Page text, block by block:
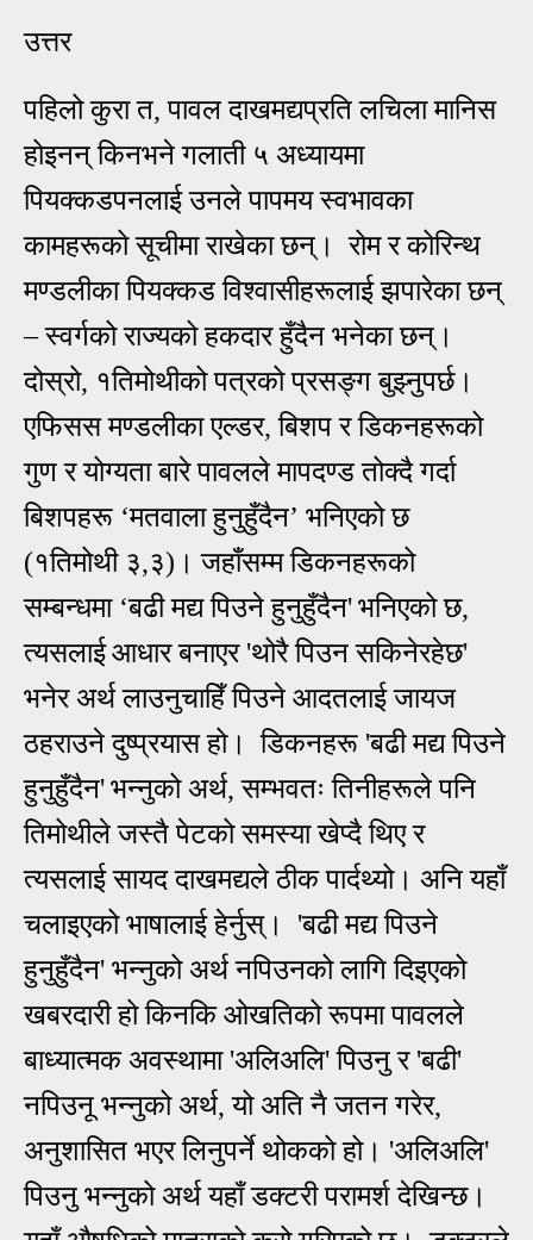
उत्तर
पहिलो कुरा त, पावल दाखमद्यप्रति लचिला मानिस
होइनन् किनभने गलाती ५ अध्यायमा
पियक्कडपनलाई उनले पापमय स्वभावका
कामहरूको सूचीमा राखेका छन्। रोम र कोरिन्थ
मण्डलीका पियक्कड विश्वासीहरूलाई झपारेका छन्
– स्वर्गको राज्यको हकदार हुँदैन भनेका छन् ।
दोस्रो, १तिमोथीको पत्रको प्रसङ्ग बुझ्नुपर्छ।
एफिसस मण्डलीका एल्डर, बिशप र डिकनहरूको
गुण र योग्यता बारे पावलले मापदण्ड तोक्दै गर्दा
बिशपहरू ‘मतवाला हुनुहुँदैन’ भनिएको छ
(१तिमोथी ३,३)। जहाँसम्म डिकनहरूको
सम्बन्धमा ‘बढी मद्य पिउने हुनुहुँदैन'भनिएको छ,
त्यसलाईआधार बनाएर 'थोरै पिउन सकिनेरहेछ'
भनेर अर्थ लाउनुचाहिँ पिउने आदतलाईजायज
ठहराउने दुष्प्रयास हो। डिकनहरू 'बढी मद्य पिउने
हुनुहुँदैन'भन्नुको अर्थ, सम्भवतः तिनीहरूले पनि
तिमोथीले जस्तै पेटको समस्या खेप्दै थिए र
त्यसलाई सायद दाखमद्यले ठीक पार्दथ्यो। अनि यहाँ
चलाइएको भाषालाई हेर्नुस्। 'बढी मद्य पिउने
हुनुहुँदैन' भन्नुको अर्थनपिउनको लागि दिइएको
खबरदारी हो किनकि ओखतिको रूपमा पावलले
बाध्यात्मक अवस्थामा 'अलिअलि' पिउनु र 'बढी'
नपिउनू भन्नुको अर्थ, यो अति नै जतन गरेर,
अनुशासित भएर लिनुपर्ने थोकको हो। 'अलिअलि'
पिउनु भन्नुको अर्थ यहाँ डक्टरी परामर्श देखिन्छ।